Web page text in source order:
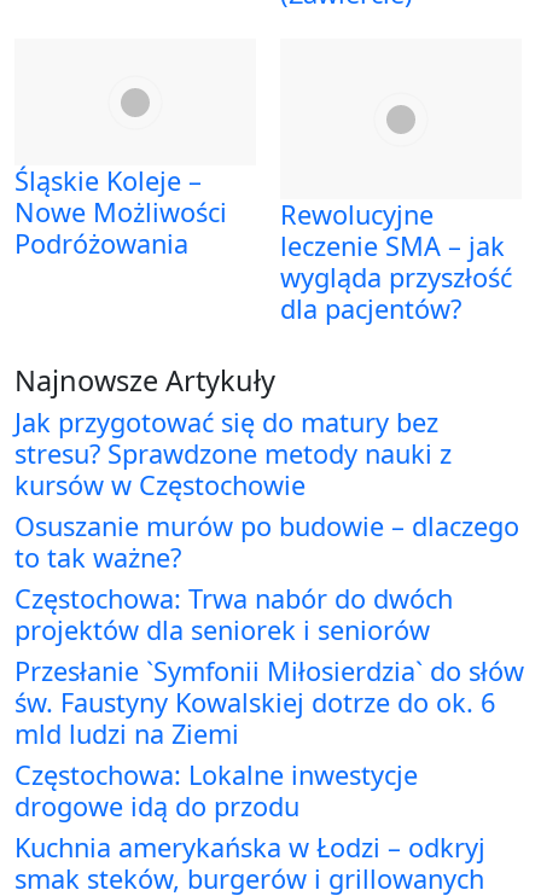
Śląskie Koleje –
Nowe Możliwości
Podróżowania
Rewolucyjne
leczenie SMA – jak
wygląda przyszłość
dla pacjentów?
Najnowsze Artykuły
Jak przygotować się do matury bez
stresu? Sprawdzone metody nauki z
kursów w Częstochowie
Osuszanie murów po budowie – dlaczego
to tak ważne?
Częstochowa: Trwa nabór do dwóch
projektów dla seniorek i seniorów
Przesłanie `Symfonii Miłosierdzia` do słów
św. Faustyny Kowalskiej dotrze do ok. 6
mld ludzi na Ziemi
Częstochowa: Lokalne inwestycje
drogowe idą do przodu
Kuchnia amerykańska w Łodzi – odkryj
smak steków, burgerów i grillowanych